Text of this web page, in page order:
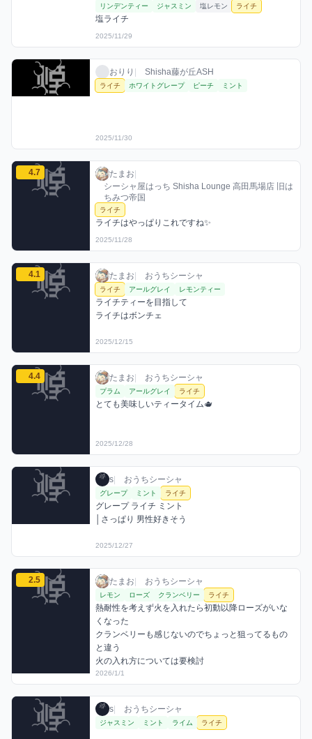
リンデンティー ジャスミン 塩レモン ライチ
塩ライチ
2025/11/29
おりりのライチミックスを見るおりり / お店シーシャ / 2025年11月30日
おりり Shisha藤が丘ASH
利用フレーバー
ライチ ホワイトグレープ ピーチ ミント
2025/11/30
たまおのライチミックスを見る
4.7 たまお / お店シーシャ / 2025年11月28日
たまお
シーシャ屋はっち Shisha Lounge 高田馬場店 旧は
ちみつ帝国
利用フレーバー
ライチ
コメント
ライチはやっぱりこれですね✨
評価
2025/11/28
たまおのライチミックスを見る
4.1 たまお / おうちシーシャ / 2025年12月15日
たまお おうちシーシャ
利用フレーバー
ライチ アールグレイ レモンティー
コメント
ライチティーを目指して
ライチはボンチェ
評価
2025/12/15
たまおのライチミックスを見る
4.4 たまお / おうちシーシャ / 2025年12月28日
たまお おうちシーシャ
利用フレーバー
プラム アールグレイ ライチ
コメント
とても美味しいティータイム🫖
評価
2025/12/28
sのライチミックスを見るs / おうちシーシャ / 2025年12月27日
s おうちシーシャ
利用フレーバー
グレープ ミント ライチ
コメント
グレープ ライチ ミント
│さっぱり 男性好きそう
2025/12/27
たまおのライチミックスを見る
2.5 たまお / おうちシーシャ / 2026年1月1日
たまお おうちシーシャ
利用フレーバー
レモン ローズ クランベリー ライチ
コメント
熱耐性を考えず火を入れたら初動以降ローズがいな
くなった
クランベリーも感じないのでちょっと狙ってるもの
と違う
火の入れ方については要検討
評価
2026/1/1
sのライチミックスを見るs / おうちシーシャ / 2026年1月1日
s おうちシーシャ
利用フレーバー
ジャスミン ミント ライム ライチ